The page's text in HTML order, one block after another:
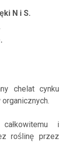
N i S.
chelat cynku
całkowitemu i
roślinę przez